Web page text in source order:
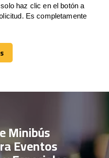
haz clic en el botón a
Es completamente
Minibús
Eventos